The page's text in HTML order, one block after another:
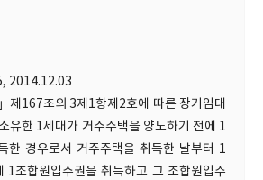
2014.12.03
제167조의 3제1항제2호에 따른 장기임대
유한 1세대가 거주주택을 양도하기 전에 1
한 경우로서 거주주택을 취득한 날부터 1
1조합원입주권을 취득하고 그 조합원입주